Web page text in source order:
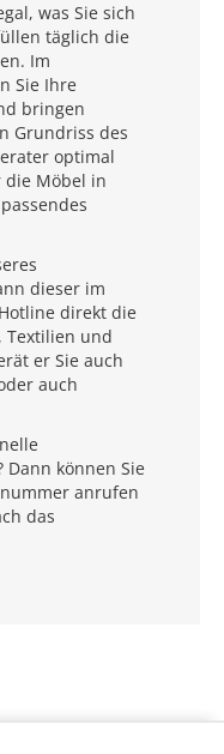
was Sie sich
täglich die
Im
Sie Ihre
bringen
Grundriss des
optimal
die Möbel in
dieser im
direkt die
Textilien und
er Sie auch
auch
können Sie
anrufen
das